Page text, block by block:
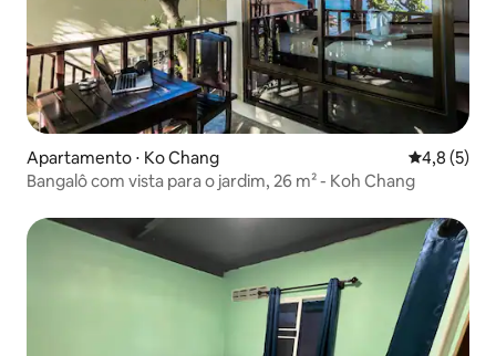
Apartamento ⋅ Ko Chang 4,8 de
4,8 (5)
Bangalô com vista para o jardim, 26 m² - Koh Chang